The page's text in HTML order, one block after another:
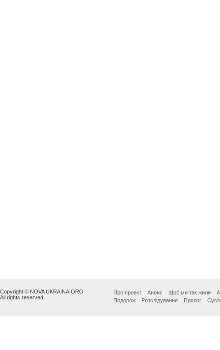
Copyright © NOVA UKRAINA.ORG
All rights reserved.
Про проект Анонс Щоб ми так жили
Подорож
Розслідування Пролог